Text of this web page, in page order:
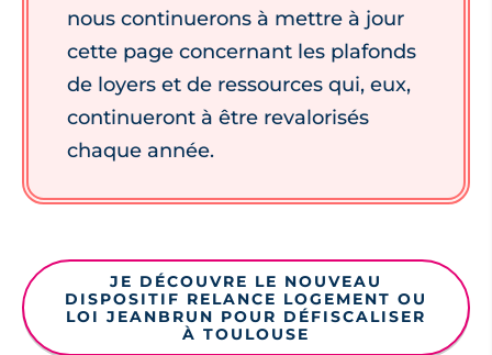
nous continuerons à mettre à jour
cette page concernant les plafonds
de loyers et de ressources qui, eux,
continueront à être revalorisés
chaque année.
JE DÉCOUVRE LE NOUVEAU
DISPOSITIF RELANCE LOGEMENT OU
LOI JEANBRUN POUR DÉFISCALISER
À TOULOUSE